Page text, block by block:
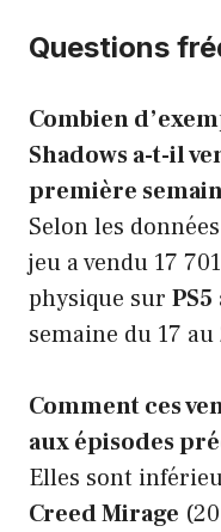
Questions
Combien
Shadows a-t-il
première
Selon les
jeu a vendu 17
physique sur PS5
semaine du 17
Comment ces
aux épisodes
Elles sont
Creed Mirage